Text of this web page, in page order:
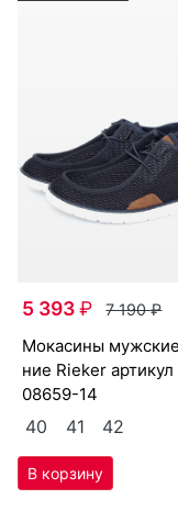
5 393₽ 7 190₽
мо­каси­ны мужс­кие лет­
ние Ri­eker артикул
08659-14
40 41 42